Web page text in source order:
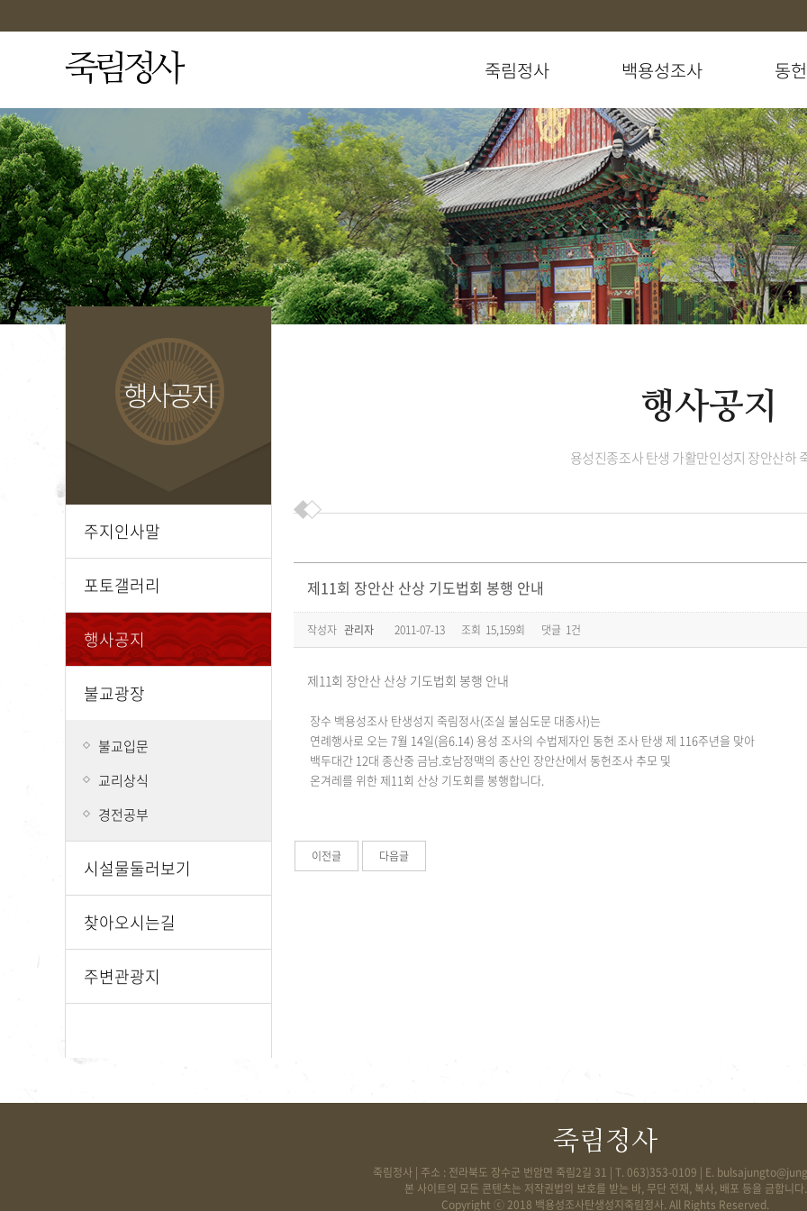
죽림정사 죽림정사 백용성조사 동
행사공지
주지인사말
포토갤러리
행사공지
불교광장
불교입문
교리상식
경전공부
시설물둘러보기
찾아오시는길
주변관광지
행사공지
용성진종조사 탄생 가활만인성지 장안산하
제11회 장안산 산상 기도법회 봉행 안내
작성자 관리자 2011-07-13 조회 15,159회 댓글 1건
제11회 장안산 산상 기도법회 봉행 안내
장수 백용성조사 탄생성지 죽림정사(조실 불심도문 대종사)는
연례행사로 오는 7월 14일(음6.14) 용성 조사의 수법제자인 동헌 조사 탄생 제 116주년을 맞아
백두대간 12대 종산중 금남.호남정맥의 종산인 장안산에서 동헌조사 추모 및
온겨레를 위한 제11회 산상 기도회를 봉행합니다.
이전글 다음글
죽림정사
죽림정사| 주소 : 전라북도 장수군 번암면 죽림2길 31 | T. 063)353-0109 | E.
본 사이트의 모든 콘텐츠는 저작권법의 보호를 받는 바, 무단 전재, 복사, 배포 등을 금합니다.
Copyright ⓒ 2018 백용성조사탄생성지죽림정사. All Rights Reserved.